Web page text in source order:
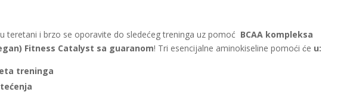
teretani i brzo se oporavite do sledećeg treninga uz pomoć BCAA kompleksa
Fitness Catalyst sa guaranom! Tri esencijalne aminokiseline pomoći će u:
treninga